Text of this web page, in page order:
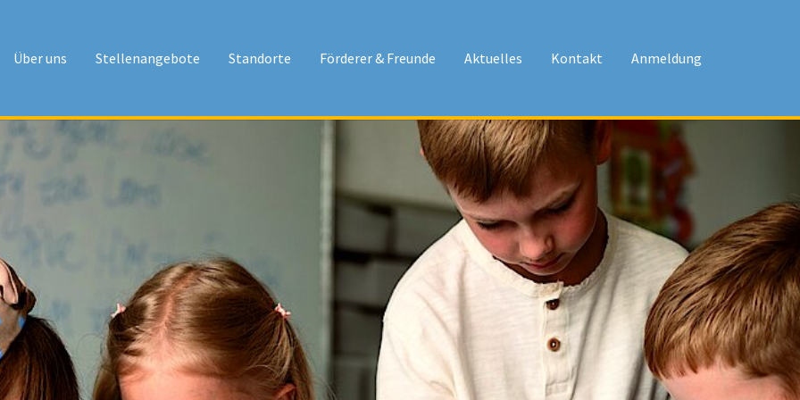
Über uns Stellenangebote Standorte Förderer & Freunde Aktuelles(current)Kontakt Anmeldung